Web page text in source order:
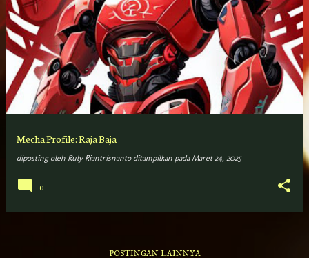
P
o
s
n
Mecha Profile: Raja Baja
diposting oleh Ruly Riantrisnanto ditampilkan padaMaret 24, 2025
0
POSTINGAN LAINNYA